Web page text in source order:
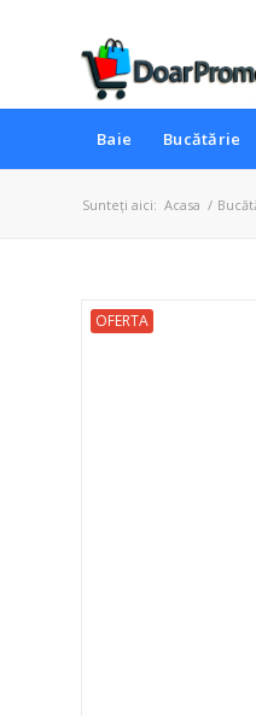
Baie Bucătărie
Sunteți aici: Acasa /
OFERTA